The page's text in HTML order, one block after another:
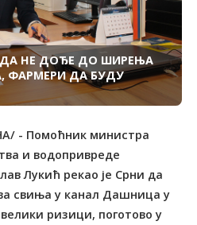
НЕ ДОЂЕ ДО ШИРЕЊА
ФАРМЕРИ ДА БУДУ
- Помоћник министра
и водопривреде
Лукић рекао је Срни да
свиња у канал Дашница у
ризици, поготово у